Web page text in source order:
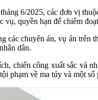
tháng 6/2025, các đơn vị
vụ, quyền hạn để chiếm
các chuyên án, vụ án
dân.
chiến công xuất sắc và
phạm về ma túy và một